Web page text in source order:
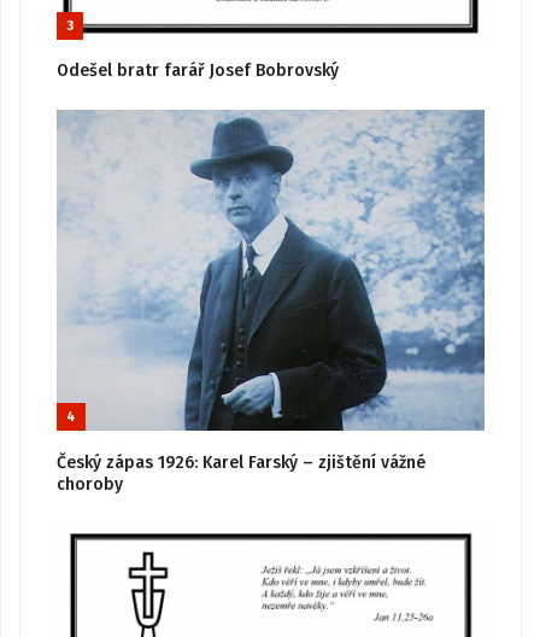
3
Odešel bratr farář Josef Bobrovský
4
Český zápas 1926: Karel Farský – zjištění vážné
choroby